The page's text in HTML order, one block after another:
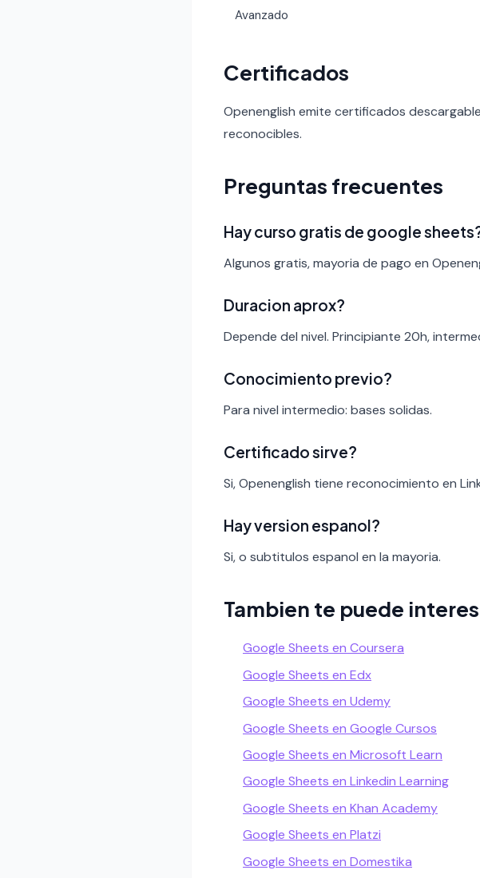
Avanzado
Certificados
Openenglish emite certificados
reconocibles.
Preguntas frecuentes
Hay curso gratis de google
Algunos gratis, mayoria de pago en
Duracion aprox?
Depende del nivel. Principiante 20h,
Conocimiento previo?
Para nivel intermedio: bases solidas.
Certificado sirve?
Si, Openenglish tiene reconocimiento en
Hay version espanol?
Si, o subtitulos espanol en la mayoria.
Tambien te puede
Google Sheets en Coursera
Google Sheets en Edx
Google Sheets en Udemy
Google Sheets en Google Cursos
Google Sheets en Microsoft Learn
Google Sheets en Linkedin Learning
Google Sheets en Khan Academy
Google Sheets en Platzi
Google Sheets en Domestika